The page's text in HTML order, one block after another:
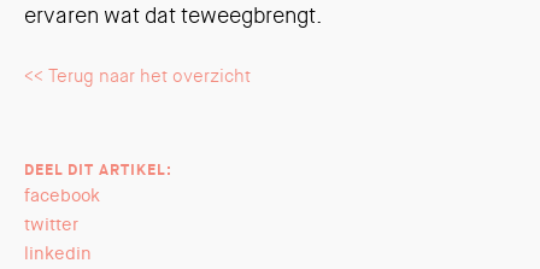
ervaren wat dat teweegbrengt.
<< Terug naar het overzicht
DEEL DIT ARTIKEL:
facebook
twitter
linkedin